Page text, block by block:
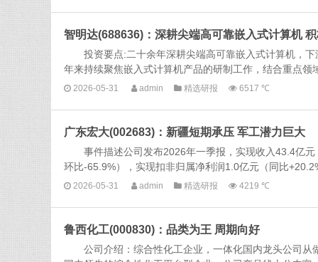
智明达(688636)：深耕尖端高可靠嵌入式计算机
投资要点:二十余年深耕尖端高可靠嵌入式计算机，下
年来持续聚焦嵌入式计算机产品的研制工作，结合重点
2026-05-31 admin 精选研报 6517 ℃
广东宏大(002683)：新疆短期承压 军工潜力巨大
事件描述公司发布2026年一季报，实现收入43.4亿元
环比-65.9%），实现扣非归属净利润1.0亿元（同比
2026-05-31 admin 精选研报 4219 ℃
鲁西化工(000830)：品类为王 周期向好
公司介绍：综合性化工企业，一体化国内龙头公司从